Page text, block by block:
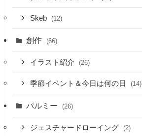
Skeb (12)
創作 (66)
イラスト紹介 (26)
季節イベント＆今日は何の日 (14)
パルミー (26)
ジェスチャードローイング (2)